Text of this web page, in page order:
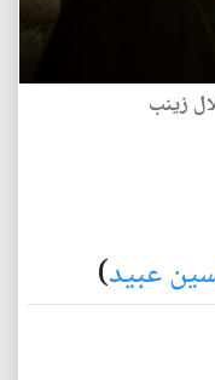
زينب
عبيد)